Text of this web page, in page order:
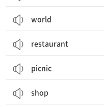
world
restaurant
picnic
shop